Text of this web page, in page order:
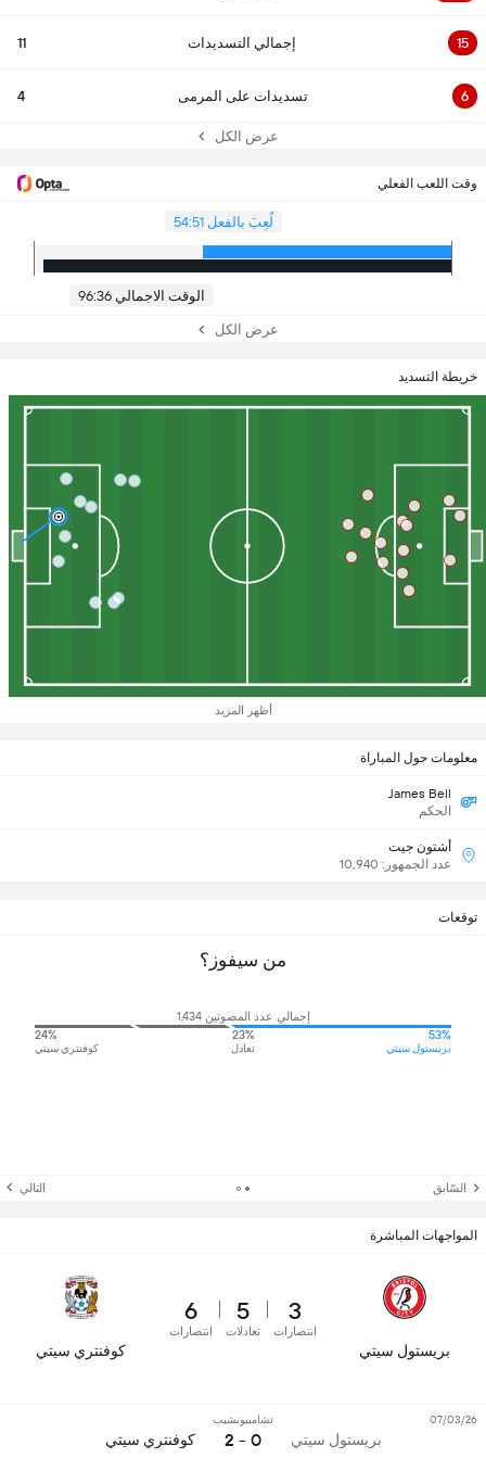
15 إجمالي التسديدات 11
6 تسديدات على المرمى 4
عرض الكل
وقت اللعب الفعلي
لُعِبَ بالفعل 54:51
الوقت الاجمالي 96:36
عرض الكل
خريطة التسديد
أظهر المزيد
معلومات حول المباراة
James Bell
الحكم
أشتون جيت
عدد الجمهور: 10,940
توقعات
من سيفوز؟
إجمالي عدد المصوتين 1,434
53%
بريستول سيتي
23%
تعادل
24%
كوفنتري سيتي
السّابق التالي
المواجهات المباشرة
بريستول سيتي
3
انتصارات
5
تعادلات
6
انتصارات
كوفنتري سيتي
بريستول سيتي
تشامبيونشيب
0 - 2 كوفنتري سيتي
07/03/26